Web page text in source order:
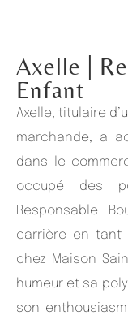
Axelle
|
Enfant
Axelle, titulaire
marchande, a
dans le
occupé des
Responsable
carrière en tant
chez Maison
humeur et sa
son